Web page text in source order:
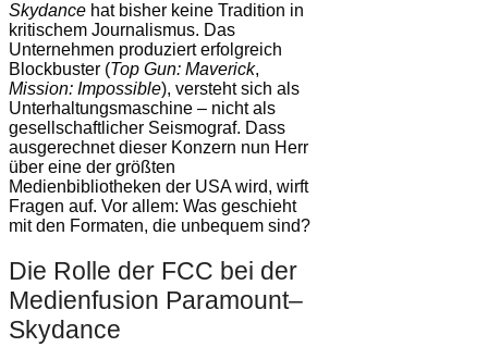
Skydance hat bisher keine Tradition in
kritischem Journalismus. Das
Unternehmen produziert erfolgreich
Blockbuster (Top Gun: Maverick,
Mission: Impossible), versteht sich als
Unterhaltungsmaschine – nicht als
gesellschaftlicher Seismograf. Dass
ausgerechnet dieser Konzern nun Herr
über eine der größten
Medienbibliotheken der USA wird, wirft
Fragen auf. Vor allem: Was geschieht
mit den Formaten, die unbequem sind?
Die Rolle der FCC bei der
Medienfusion Paramount–
Skydance